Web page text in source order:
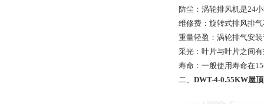
防尘：涡轮排风机是24
维修费：旋转式排风排
重量轻盈：涡轮排气安
采光：叶片与叶片之间
寿命：一般使用寿命在
二、 DWT-4-0.55KW屋